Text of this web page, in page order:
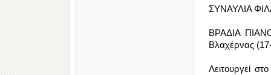
ΣΥΝΑΥΛΙΑ
ΒΡΑΔΙΑ
Βλαχέρνας
Λειτουργεί